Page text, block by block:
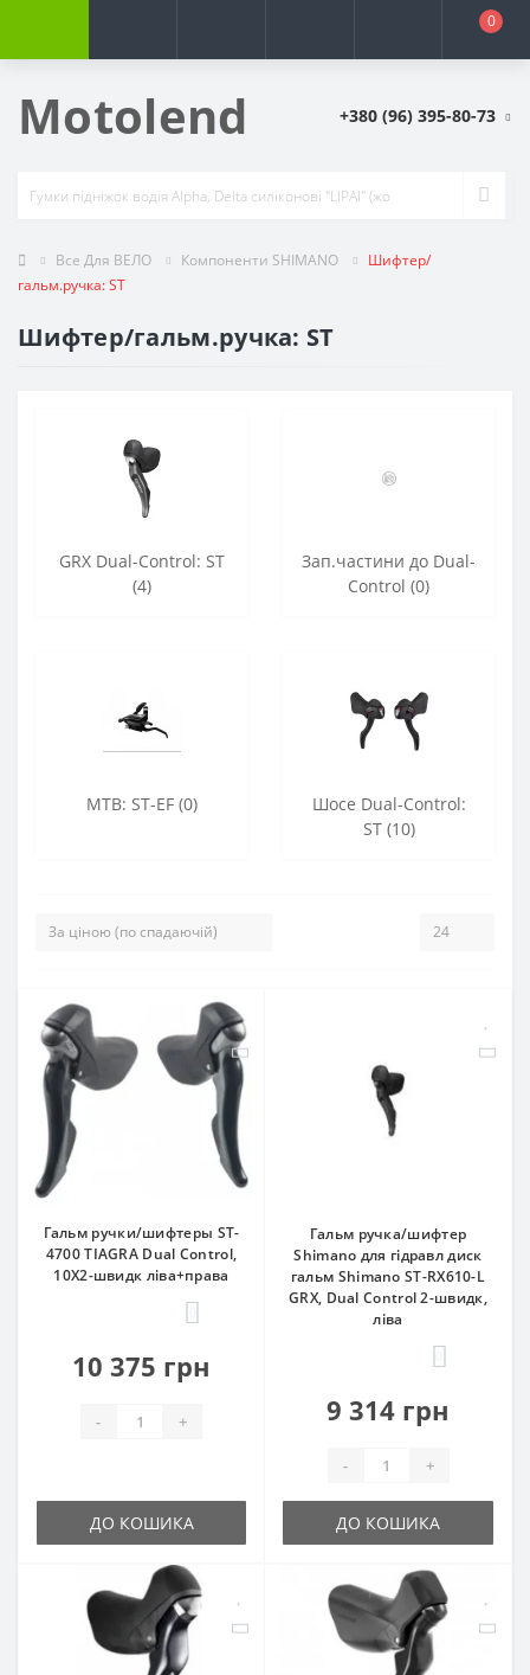
0
Motolend +380 (96) 395-80-73
Все Для ВЕЛО Компоненти SHIMANO
Шифтер/
гальм.ручка: ST
Шифтер/гальм.ручка: ST
GRX Dual-Control: ST
(4)
Зап.частини до Dual-
Control (0)
МТВ: ST-EF (0)
Шосе Dual-Control:
ST (10)
Гальм ручки/шифтеры ST-
4700 TIAGRA Dual Control,
10Х2-швидк ліва+права
10 375 грн
- +
ДО КОШИКА
Гальм ручка/шифтер
Shimano для гідравл диск
гальм Shimano ST-RX610-L
GRX, Dual Control 2-швидк,
ліва
9 314 грн
- +
ДО КОШИКА